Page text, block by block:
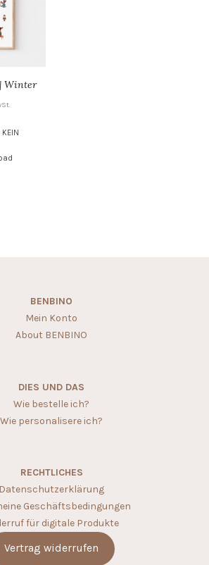
Winter
BENBINO
Mein Konto
About BENBINO
DIES UND DAS
Wie bestelle ich?
Wie personalisere ich?
RECHTLICHES
Datenschutzerklärung
Geschäftsbedingungen
für digitale Produkte
Vertrag widerrufen